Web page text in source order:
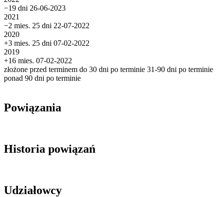
−19 dni 26-06-2023
2021
−2 mies. 25 dni 22-07-2022
2020
+3 mies. 25 dni 07-02-2022
2019
+16 mies. 07-02-2022
złożone przed terminem do 30 dni po terminie 31-90 dni po terminie
ponad 90 dni po terminie
Powiązania
Historia powiązań
Udziałowcy